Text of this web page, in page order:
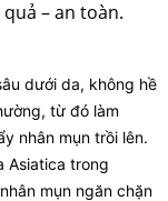
– an toàn.
dưới da, không hề
từ đó làm
nhân mụn trồi lên.
Asiatica trong
mụn ngăn chặn